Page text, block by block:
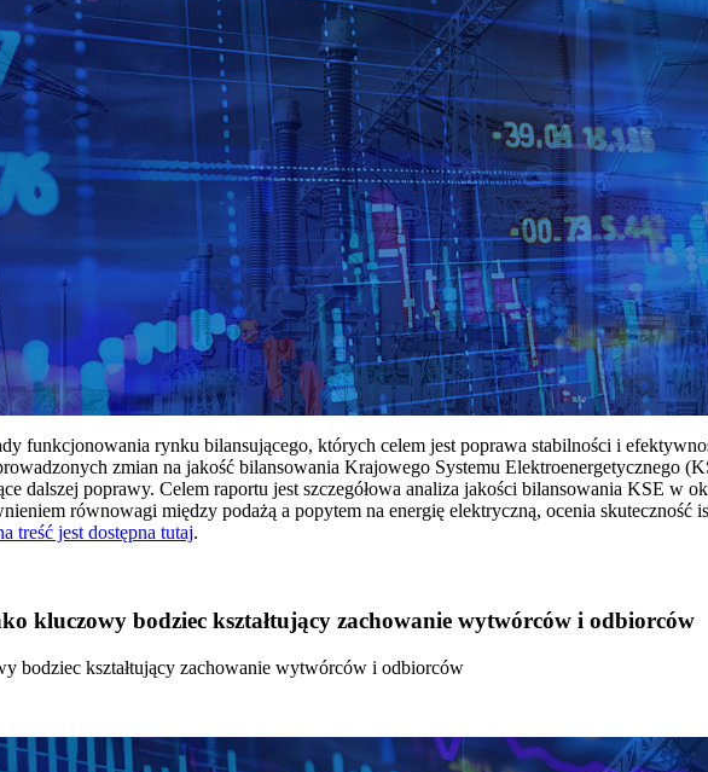
funkcjonowania rynku bilansującego, których celem jest poprawa stabilności i
zmian na jakość bilansowania Krajowego Systemu Elektroenergetycznego
dalszej poprawy. Celem raportu jest szczegółowa analiza jakości bilansowania KSE w
równowagi między podażą a popytem na energię elektryczną, ocenia skuteczność
treść jest dostępna tutaj.
kluczowy bodziec kształtujący zachowanie wytwórców i odbiorców
bodziec kształtujący zachowanie wytwórców i odbiorców